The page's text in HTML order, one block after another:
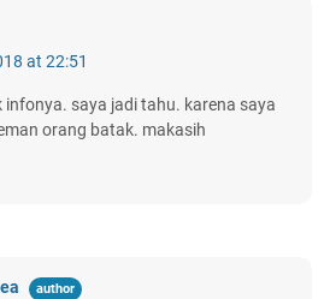
at 22:51
infonya. saya jadi tahu. karena saya
orang batak. makasih